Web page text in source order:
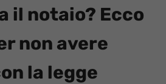
il notaio? Ecco
non avere
la legge